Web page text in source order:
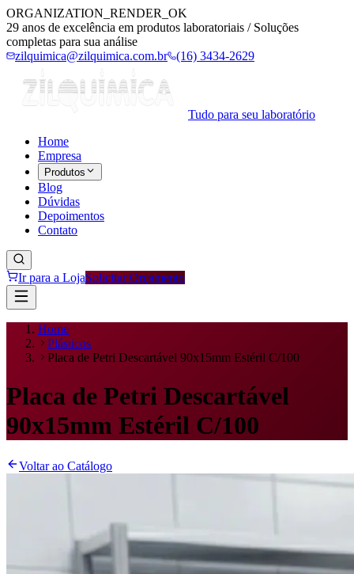
ORGANIZATION_RENDER_OK
29 anos de excelência em produtos laboratoriais / Soluções
completas para sua análise
zilquimica@zilquimica.com.br
(16) 3434-2629
Tudo para seu laboratório
Home
Empresa
Produtos
Blog
Dúvidas
Depoimentos
Contato
Ir para a LojaSolicitar Orçamento
Home
Plásticos
Placa de Petri Descartável 90x15mm Estéril C/100
Placa de Petri Descartável
90x15mm Estéril C/100
Voltar ao Catálogo